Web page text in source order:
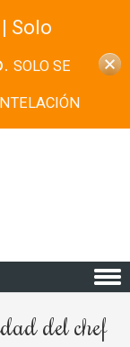
del chef
Solo
SOLO SE